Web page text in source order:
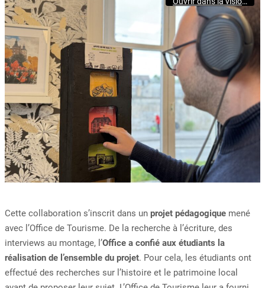
Cette collaboration s’inscrit dans un projet pédagogique mené
avec l’Office de Tourisme. De la recherche à l’écriture, des
interviews au montage, l’Office a confié aux étudiants la
réalisation de l’ensemble du projet. Pour cela, les étudiants ont
effectué des recherches sur l’histoire et le patrimoine local